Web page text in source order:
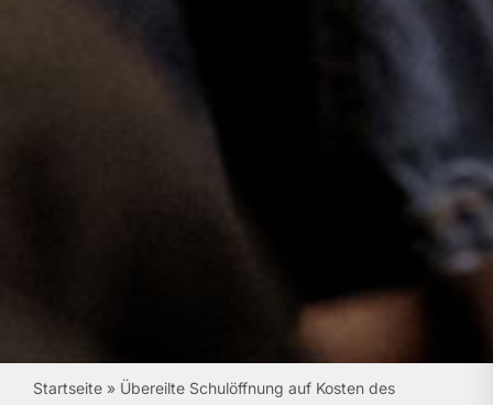
Startseite» Übereilte Schulöffnung auf Kosten des